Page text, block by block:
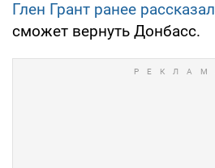
Глен Грант ранее рассказал
сможет вернуть Донбасс.